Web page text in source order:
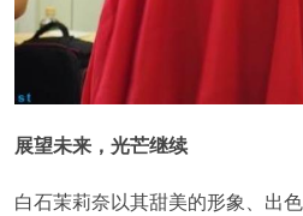
展望未来，光芒继续
白石茉莉奈以其甜美的形象、出